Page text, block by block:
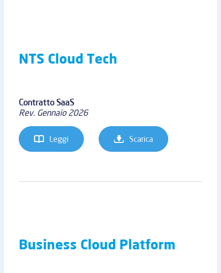
NTS Cloud Tech
Contratto SaaS
Rev. Gennaio 2026
Leggi Scarica
Business Cloud Platform